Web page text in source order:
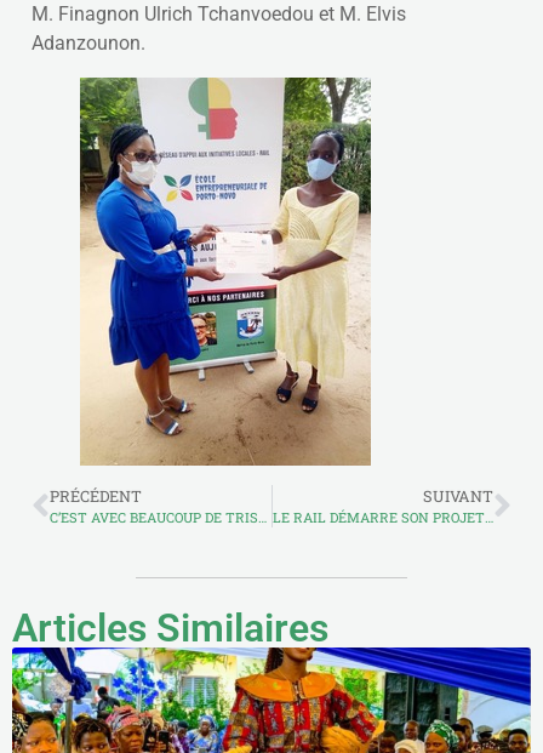
M. Finagnon Ulrich Tchanvoedou et M. Elvis
Adanzounon.
PRÉCÉDENT
C’EST AVEC BEAUCOUP DE TRISTESSE QUE NOUS VOUS ANNONÇONS LE DÉCÈS DU PRÉSIDENT DU RAIL, M. CAMILLE KPODEKON.
SUIVANT
LE RAIL DÉMARRE SON PROJET « RÉSILIENCE ET LEADERSHIP ENTREPRENEURIAL DES JEUNES, DES JEUNES FEMMES DE PORTO NOVO (RELEJ) »
Articles Similaires